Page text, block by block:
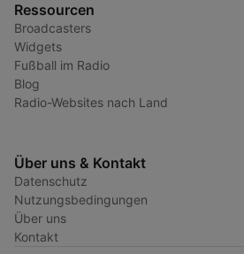
Ressourcen
Broadcasters
Widgets
Fußball im Radio
Blog
Radio-Websites nach Land
Über uns & Kontakt
Datenschutz
Nutzungsbedingungen
Über uns
Kontakt